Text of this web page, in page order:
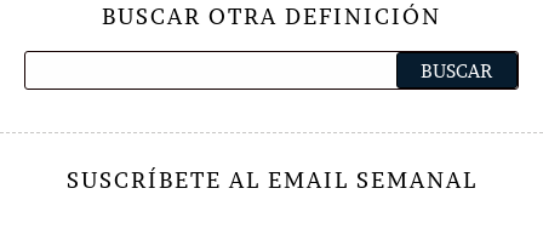
BUSCAR OTRA DEFINICIÓN
SUSCRÍBETE AL EMAIL SEMANAL